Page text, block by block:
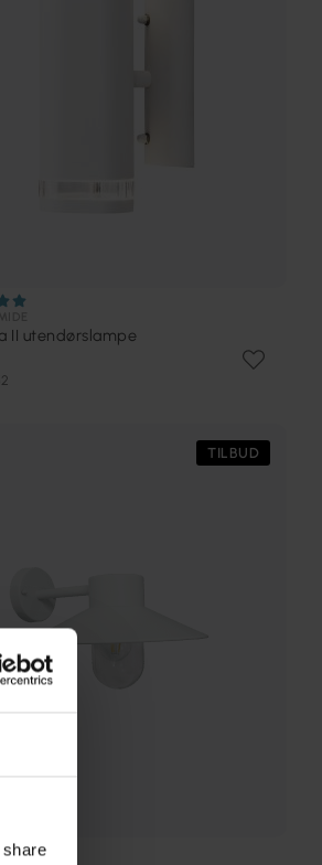
II utendørslampe
TILBUD